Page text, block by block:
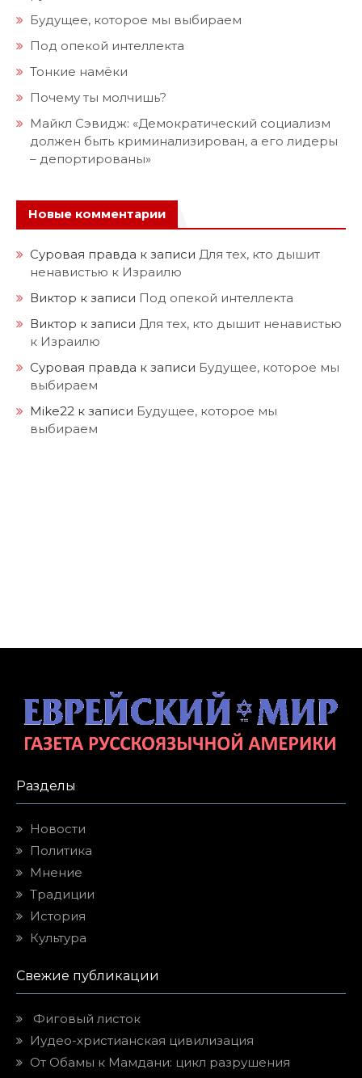
Будущее, которое мы выбираем
Под опекой интеллекта
Тонкие намёки
Почему ты молчишь?
Майкл Сэвидж: «Демократический социализм
должен быть криминализирован, а его лидеры
– депортированы»
Новые комментарии
Суровая правда к записи Для тех, кто дышит
ненавистью к Израилю
Виктор к записи Под опекой интеллекта
Виктор к записи Для тех, кто дышит ненавистью
к Израилю
Суровая правда к записи Будущее, которое мы
выбираем
Mike22 к записи Будущее, которое мы
выбираем
Разделы
Новости
Политика
Мнение
Традиции
История
Культура
Свежие публикации
Фиговый листок
Иудео-христианская цивилизация
От Обамы к Мамдани: цикл разрушения